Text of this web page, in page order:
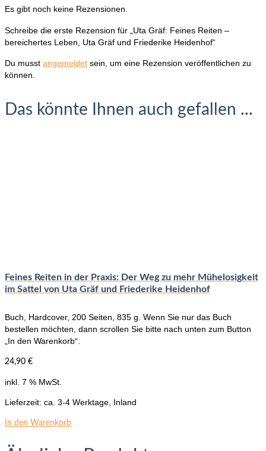
Es gibt noch keine Rezensionen.
Schreibe die erste Rezension für „Uta Gräf: Feines Reiten –
bereichertes Leben, Uta Gräf und Friederike Heidenhof“
Du musst angemeldet sein, um eine Rezension veröffentlichen zu
können.
Das könnte Ihnen auch gefallen ...
Feines Reiten in der Praxis: Der Weg zu mehr Mühelosigkeit
im Sattel von Uta Gräf und Friederike Heidenhof
Buch, Hardcover, 200 Seiten, 835 g. Wenn Sie nur das Buch
bestellen möchten, dann scrollen Sie bitte nach unten zum Button
„In den Warenkorb“.
24,90 €
inkl. 7 % MwSt.
Lieferzeit: ca. 3-4 Werktage, Inland
In den Warenkorb